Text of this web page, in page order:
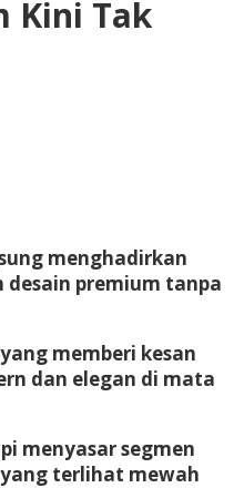
Kini Tak
menghadirkan
premium tanpa
memberi kesan
dan elegan di mata
menyasar segmen
terlihat mewah